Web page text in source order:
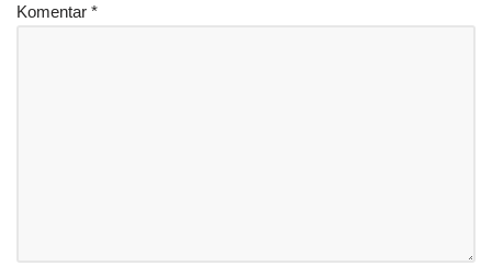
Komentar *